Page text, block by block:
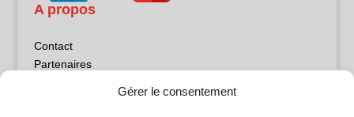
Gérer le consentement
A propos
Contact
Partenaires